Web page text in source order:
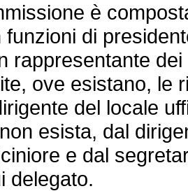
è
funzioni di
rappresentante
ove esistano, le
del locale
esista, dal
e dal
delegato.